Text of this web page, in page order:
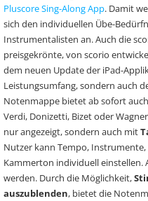
Pluscore Sing-Along App. Damit
sich den individuellen Übe-
Instrumentalisten an. Auch die
preisgekrönte, von scorio
dem neuen Update der iPad-
Leistungsumfang, sondern auch
Notenmappe bietet ab sofort auch
Verdi, Donizetti, Bizet oder
nur angezeigt, sondern auch mit
Nutzer kann Tempo,
Kammerton individuell
werden. Durch die Möglichkeit,
auszublenden, bietet die